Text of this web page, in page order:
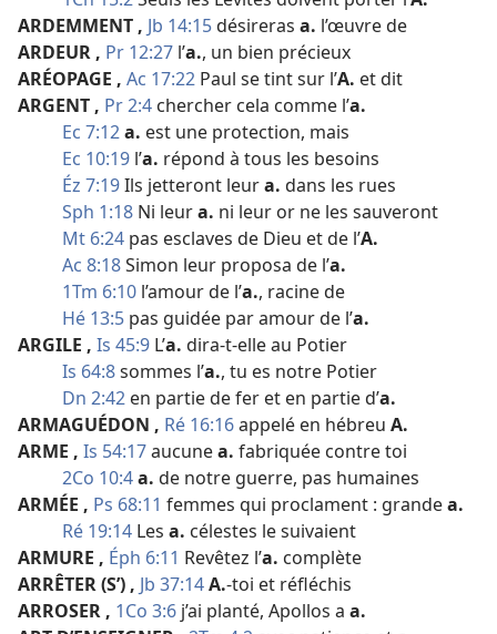
ARDEMMENT , Jb 14:15désireras a. l’œuvre de
ARDEUR , Pr 12:27 l’a., un bien précieux
ARÉOPAGE , Ac 17:22 Paul se tint sur l’A. et dit
ARGENT , Pr 2:4 chercher cela comme l’a.
Ec 7:12a. est une protection, mais
Ec 10:19 l’a. répond à tous les besoins
Éz 7:19Ils jetteront leura. dans les rues
Sph 1:18 Ni leura. ni leur or ne les sauveront
Mt 6:24 pas esclaves de Dieu et de l’A.
Ac 8:18Simon leur proposa de l’a.
1Tm 6:10 l’amour de l’a., racine de
Hé 13:5 pas guidée par amour de l’a.
ARGILE , Is 45:9 L’a. dira-​t-​elle au Potier
Is 64:8sommes l’a., tu es notre Potier
Dn 2:42 en partie de fer et en partie d’a.
ARMAGUÉDON , Ré 16:16appelé en hébreu A.
ARME , Is 54:17aucunea. fabriquée contre toi
2Co 10:4a. de notre guerre, pas humaines
ARMÉE , Ps 68:11 femmes qui proclament : grandea.
Ré 19:14 Les a. célestes le suivaient
ARMURE , Éph 6:11 Revêtez l’a. complète
ARRÊTER (S’) , Jb 37:14A.-​toi et réfléchis
ARROSER , 1Co 3:6 j’ai planté, Apollos a a.